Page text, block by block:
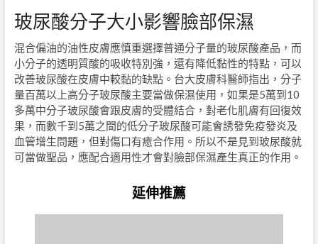
玻尿酸分子大小影響臉部保濕
混合偏油的油性皮膚應慎重選擇普通分子量的玻尿酸產品，而
小分子的透明質酸的吸收特別強，還有降低黏性的特點，可以
改善玻尿酸在皮膚中較黏的缺點。台大皮膚科醫師指出，分子
量百萬以上高分子玻尿酸主要當做保濕使用，如果是5萬到10
多萬中分子玻尿酸會跟皮膚的受體結合，對老化肌膚有回復效
果，而數千到5萬之間的低分子玻尿酸可能會誘發免疫發炎及
血管增生問題，但對傷口有癒合作用。所以不是見到玻尿酸就
可當做聖品，應配合適用性才會對臉部保濕產生真正的作用。
延伸推薦